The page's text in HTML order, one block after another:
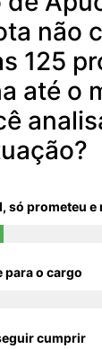
não
125
até o
só prometeu e
para o cargo
cumprir